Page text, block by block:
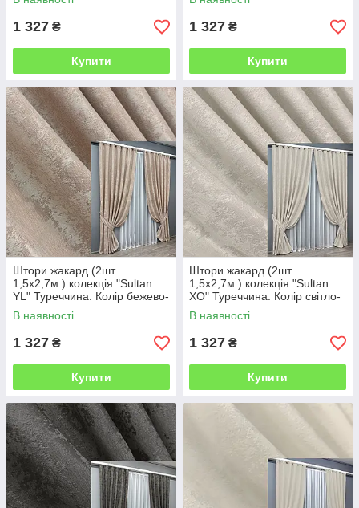
1 327 ₴
Купити
1 327 ₴
Купити
Штори жакард (2шт.
1,5х2,7м.) колекція "Sultan
YL" Туреччина. Колір бежево-
пудровий. Код 1290ш 33-
0143
В наявності
1 327 ₴
Купити
Штори жакард (2шт.
1,5х2,7м.) колекція "Sultan
XO" Туреччина. Колір світло-
бежевий. Код 1281ш 33-0130
В наявності
1 327 ₴
Купити